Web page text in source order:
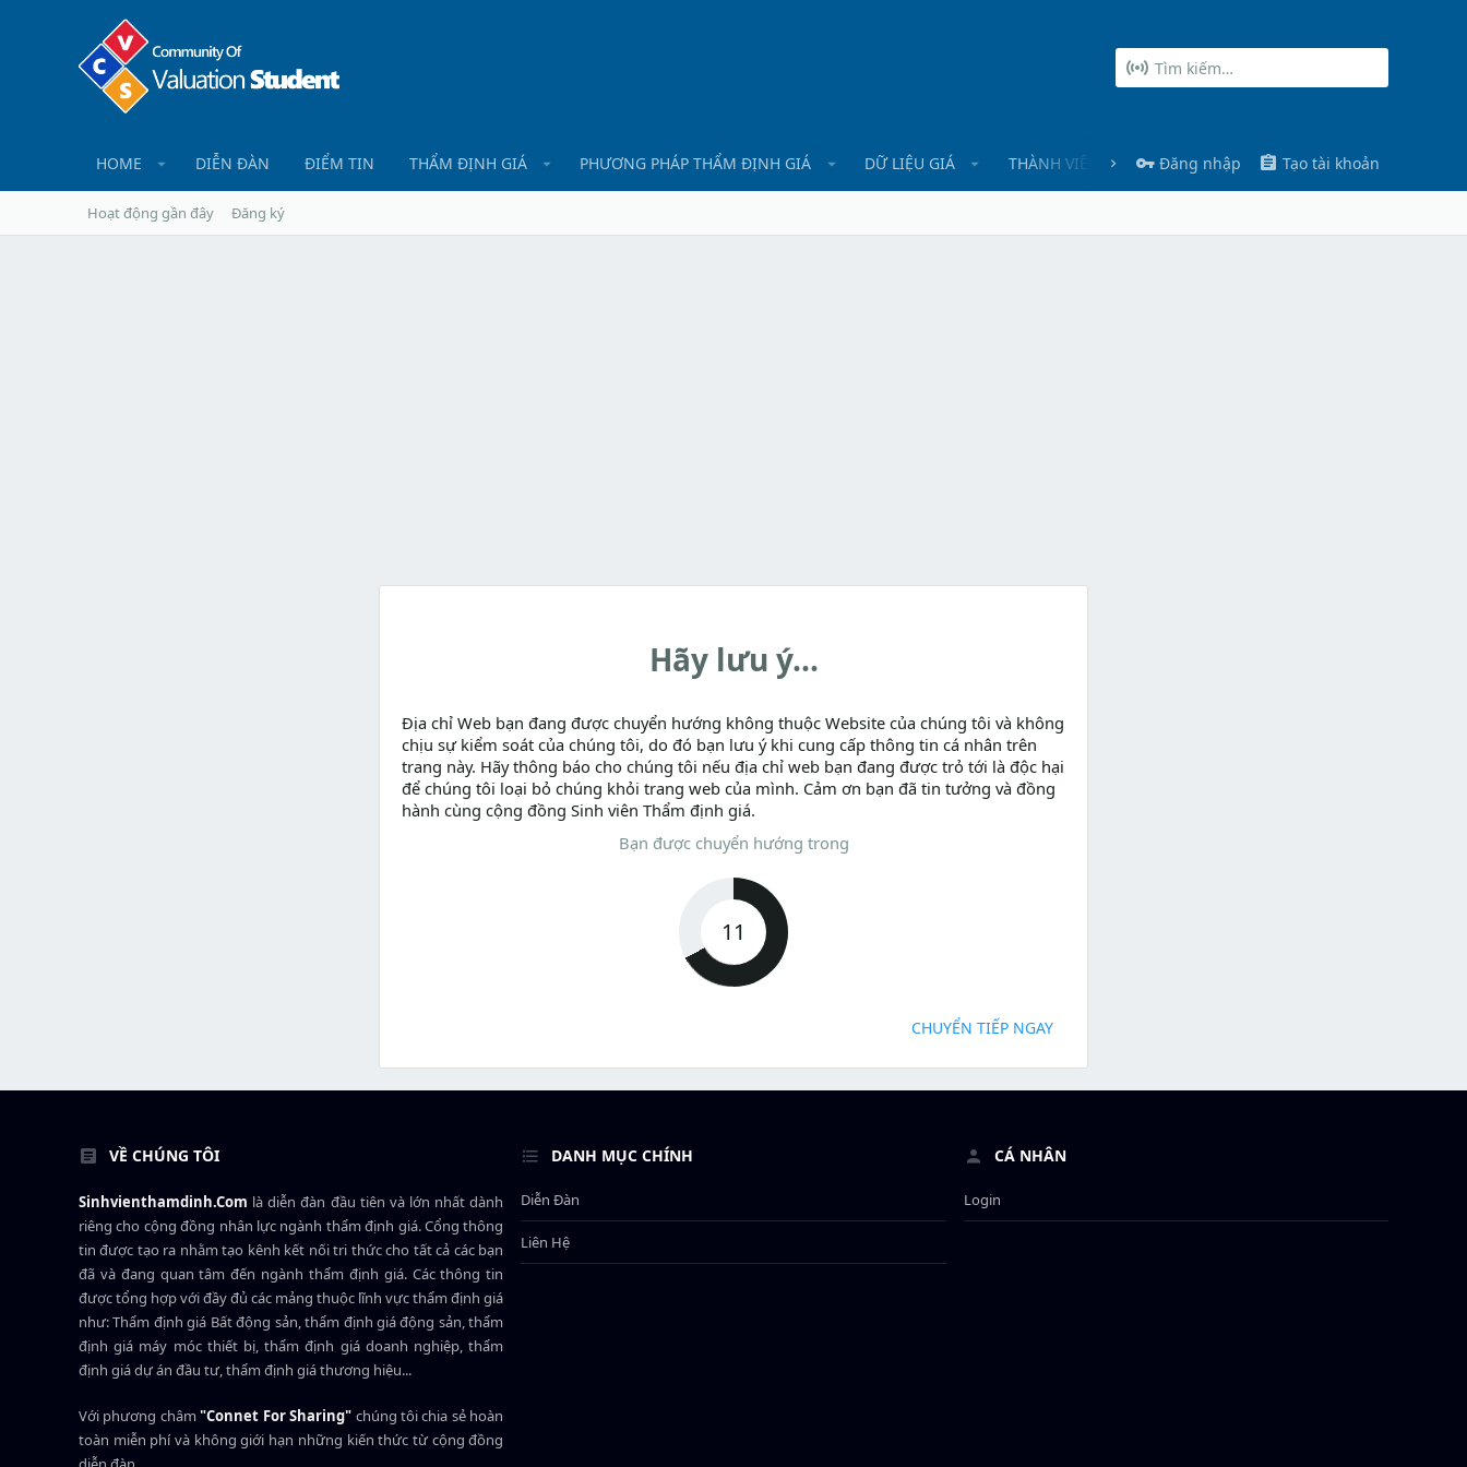
HOME DIỄN ĐÀN ĐIỂM TIN THẨM ĐỊNH GIÁ PHƯƠNG PHÁP THẨM ĐỊNH GIÁ DỮ LIỆU GIÁ THÀNH VIÊN Đăng nhập Tạo tài khoản
Hoạt động gần đây Đăng ký
Hãy lưu ý...
Địa chỉ Web bạn đang được chuyển hướng không thuộc Website của chúng tôi và không
chịu sự kiểm soát của chúng tôi, do đó bạn lưu ý khi cung cấp thông tin cá nhân trên
trang này. Hãy thông báo cho chúng tôi nếu địa chỉ web bạn đang được trỏ tới là độc hại
để chúng tôi loại bỏ chúng khỏi trang web của mình. Cảm ơn bạn đã tin tưởng và đồng
hành cùng cộng đồng Sinh viên Thẩm định giá.
Bạn được chuyển hướng trong
11
CHUYỂN TIẾP NGAY
VỀ CHÚNG TÔI
Sinhvienthamdinh.Com là diễn đàn đầu tiên và lớn nhất dành
riêng cho cộng đồng nhân lực ngành thẩm định giá. Cổng thông
tin được tạo ra nhằm tạo kênh kết nối tri thức cho tất cả các bạn
đã và đang quan tâm đến ngành thẩm định giá. Các thông tin
được tổng hợp với đầy đủ các mảng thuộc lĩnh vực thẩm định giá
như: Thẩm định giá Bất động sản, thẩm định giá động sản, thẩm
định giá máy móc thiết bị, thẩm định giá doanh nghiệp, thẩm
định giá dự án đầu tư, thẩm định giá thương hiệu...
Với phương châm"Connet For Sharing" chúng tôi chia sẻ hoàn
toàn miễn phí và không giới hạn những kiến thức từ cộng đồng
DANH MỤC CHÍNH
Diễn Đàn
Liên Hệ
CÁ NHÂN
Login